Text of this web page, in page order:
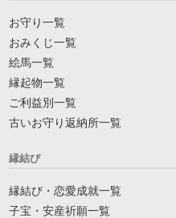
お守り一覧
おみくじ一覧
絵馬一覧
縁起物一覧
ご利益別一覧
古いお守り返納所一覧
縁結び
縁結び・恋愛成就一覧
子宝・安産祈願一覧